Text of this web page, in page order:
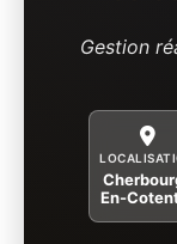
Gestion
En-